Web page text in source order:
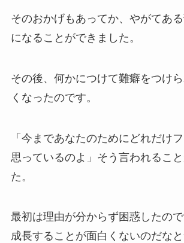
そのおかげもあってか、やがてあ
になることができました。
その後、何かにつけて難癖をつけ
くなったのです。
「今まであなたのためにどれだけ
思っているのよ」そう言われるこ
た。
最初は理由が分からず困惑したの
成長することが面白くないのだなと